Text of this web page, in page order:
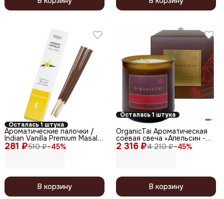
Осталась 1 штука
281 ₽510 ₽−45%
Ароматические палочки /
Indian Vanilla Premium Masala
Special Collection, 10 шт.
В корзину
Осталась 1 штука
2 316 ₽4 210 ₽−45%
OrganicTai Ароматическая
соевая свеча «Апельсин -
корица», 180 мл
В корзину